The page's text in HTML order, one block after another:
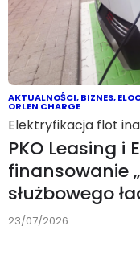
AKTUALNOŚCI,BIZNES,
ORLEN CHARGE
Elektryfikacja flot
PKO Leasing i
finansowanie
służbowego
23/07/2026